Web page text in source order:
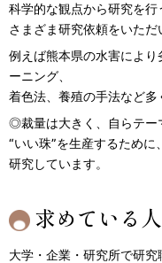
科学的な観点から研究を行
さまざま研究依頼をいただ
例えば熊本県の水害によ
ーニング、
着色法、養殖の手法など多
◎裁量は大きく、自らテー
“いい珠”を生産するため
研究しています。
求めている
大学・企業・研究所で研